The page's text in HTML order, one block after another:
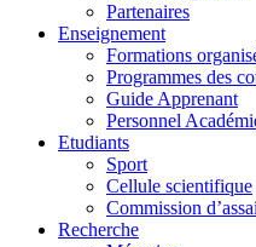
Partenaires
Enseignement
Formations
Programmes des
Guide Apprenant
Personnel
Etudiants
Sport
Cellule scientifique
Commission
Recherche